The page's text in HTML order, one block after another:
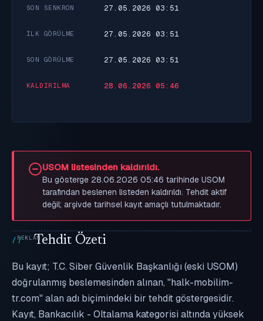
SON SENKRON 27.05.2026 03:51
İLK GÖRÜLME 27.05.2026 03:51
SON GÖRÜLME 27.05.2026 03:51
KALDIRILMA 28.06.2026 05:46
USOM listesinden kaldırıldı.
Bu gösterge 28.06.2026 05:46 tarihinde USOM
tarafından beslenen listeden kaldırıldı. Tehdit aktif
değil; arşivde tarihsel kayıt amaçlı tutulmaktadır.
Tehdit Özeti
Bu kayıt; T.C. Siber Güvenlik Başkanlığı (eski USOM)
doğrulanmış beslemesinden alınan, "halk-mobilim-
tr.com" alan adı biçimindeki bir tehdit göstergesidir.
Kayıt, Bankacılık - Oltalama kategorisi altında yüksek